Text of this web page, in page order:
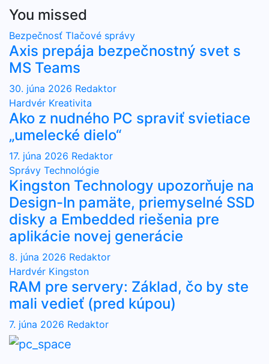
You missed
Bezpečnosť Tlačové správy
Axis prepája bezpečnostný svet s
MS Teams
30. júna 2026 Redaktor
Hardvér Kreativita
Ako z nudného PC spraviť svietiace
„umelecké dielo“
17. júna 2026 Redaktor
Správy Technológie
Kingston Technology upozorňuje na
Design-In pamäte, priemyselné SSD
disky a Embedded riešenia pre
aplikácie novej generácie
8. júna 2026 Redaktor
Hardvér Kingston
RAM pre servery: Základ, čo by ste
mali vedieť (pred kúpou)
7. júna 2026 Redaktor